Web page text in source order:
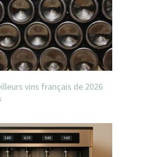
vins français de 2026